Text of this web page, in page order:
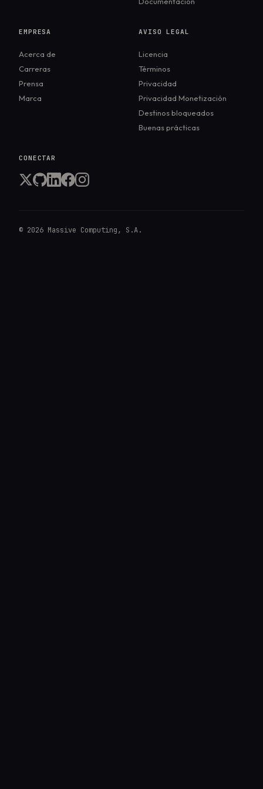
EMPRESA
Acerca de
Carreras
Prensa
Marca
AVISO LEGAL
Licencia
Términos
Privacidad
Privacidad Monetización
Destinos bloqueados
Buenas prácticas
CONECTAR
© 2026 Massive Computing, S.A.